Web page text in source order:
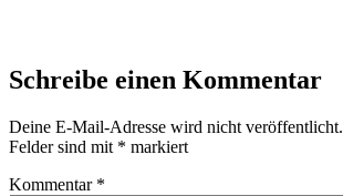
Schreibe einen Kommentar
Deine E-Mail-Adresse wird nicht veröffentlicht.
Felder sind mit * markiert
Kommentar *